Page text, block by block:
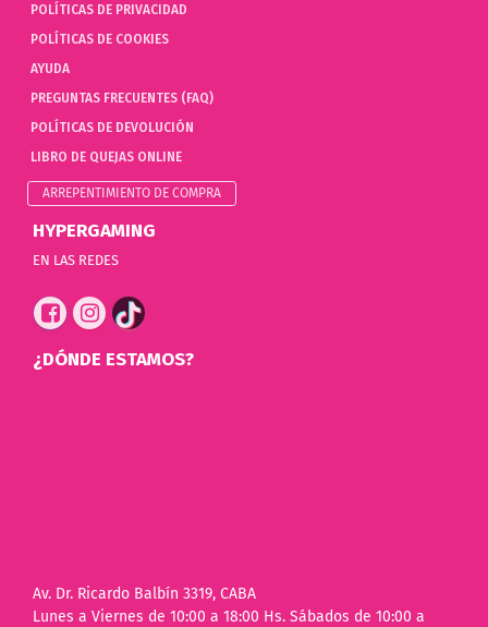
POLÍTICAS DE PRIVACIDAD
POLÍTICAS DE COOKIES
AYUDA
PREGUNTAS FRECUENTES (FAQ)
POLÍTICAS DE DEVOLUCIÓN
LIBRO DE QUEJAS ONLINE
ARREPENTIMIENTO DE COMPRA
HYPERGAMING
EN LAS REDES
¿DÓNDE ESTAMOS?
Av. Dr. Ricardo Balbín 3319, CABA
Lunes a Viernes de 10:00 a 18:00 Hs. Sábados de 10:00 a